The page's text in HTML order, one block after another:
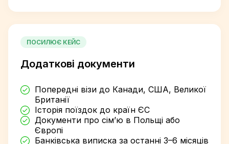
ПОСИЛЮЄ КЕЙС
Додаткові документи
Попередні візи до Канади, США, Великої
Британії
Історія поїздок до країн ЄС
Документи про сім’ю в Польщі або
Європі
Банківська виписка за останні 3–6 місяців